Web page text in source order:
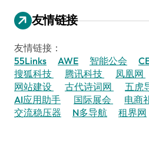
友情链接
友情链接：
55Links
AWE 智能公会
搜狐科技
腾讯科技 凤凰网
网站建设
古代诗词网 五虎
AI应用助手
国际展会
电商
交流稳压器
N多导航 租界网